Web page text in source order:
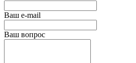
Ваш e-mail
Ваш вопрос